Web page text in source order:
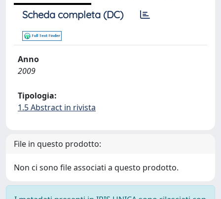
Scheda completa (DC)
Anno
2009
Tipologia:
1.5 Abstract in rivista
File in questo prodotto:
Non ci sono file associati a questo prodotto.